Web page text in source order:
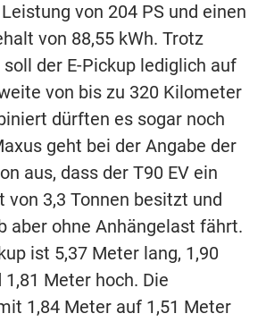
von 204 PS und einen
von 88,55 kWh. Trotz
der E-Pickup lediglich auf
von bis zu 320 Kilometer
dürften es sogar noch
geht bei der Angabe der
aus, dass der T90 EV ein
von 3,3 Tonnen besitzt und
aber ohne Anhängelast fährt.
ist 5,37 Meter lang, 1,90
Meter hoch. Die
1,84 Meter auf 1,51 Meter